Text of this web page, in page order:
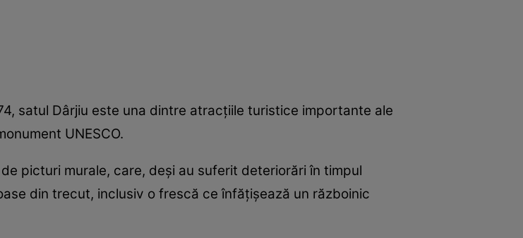
satul Dârjiu este una dintre atracțiile turistice importante ale
UNESCO.
picturi murale, care, deși au suferit deteriorări în timpul
din trecut, inclusiv o frescă ce înfățișează un războinic